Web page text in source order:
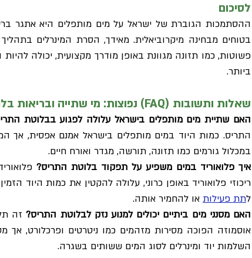
לסיכום
ההסתמכות הגוברת של ישראל על מים מותפלים היא אתגר
בטוחים מבחינה מיקרוביאלית. מאידך, הסרת המינרלים
פשוטות, כמו תזונה מגוונת באופן מודרך מקצועית, יכולה
ביותר.
שאלות ותשובות (FAQ) נפוצות: מי שתייה ובריאות בלוטת התריס
האם שתיית מים מותפלים בישראל עלולה לפגוע בבלוטת
התריס. כמות היוד במים מותפלים בישראל אמנם אפסית, אך
במכלול גורמים כמו תזונה, תורשה, מגדר ואורח חיים.
איך פלואוריד במים משפיע על תפקוד בלוטת התריס?
ריכוזי פלואוריד באופן כרוני, עלולה להקטין את כמות היוד
לתת פעילות או להחמיר אותה.
האם מסנני מים ביתיים יכולים למנוע נזק לבלוטת התריס?זה
אוסמוזה הפוכה מסירות מזהמים כמו ניטרטים ופרכלורט, אך
השלמות יוד ומינרלים לסוג המים ששותים בשגרה.